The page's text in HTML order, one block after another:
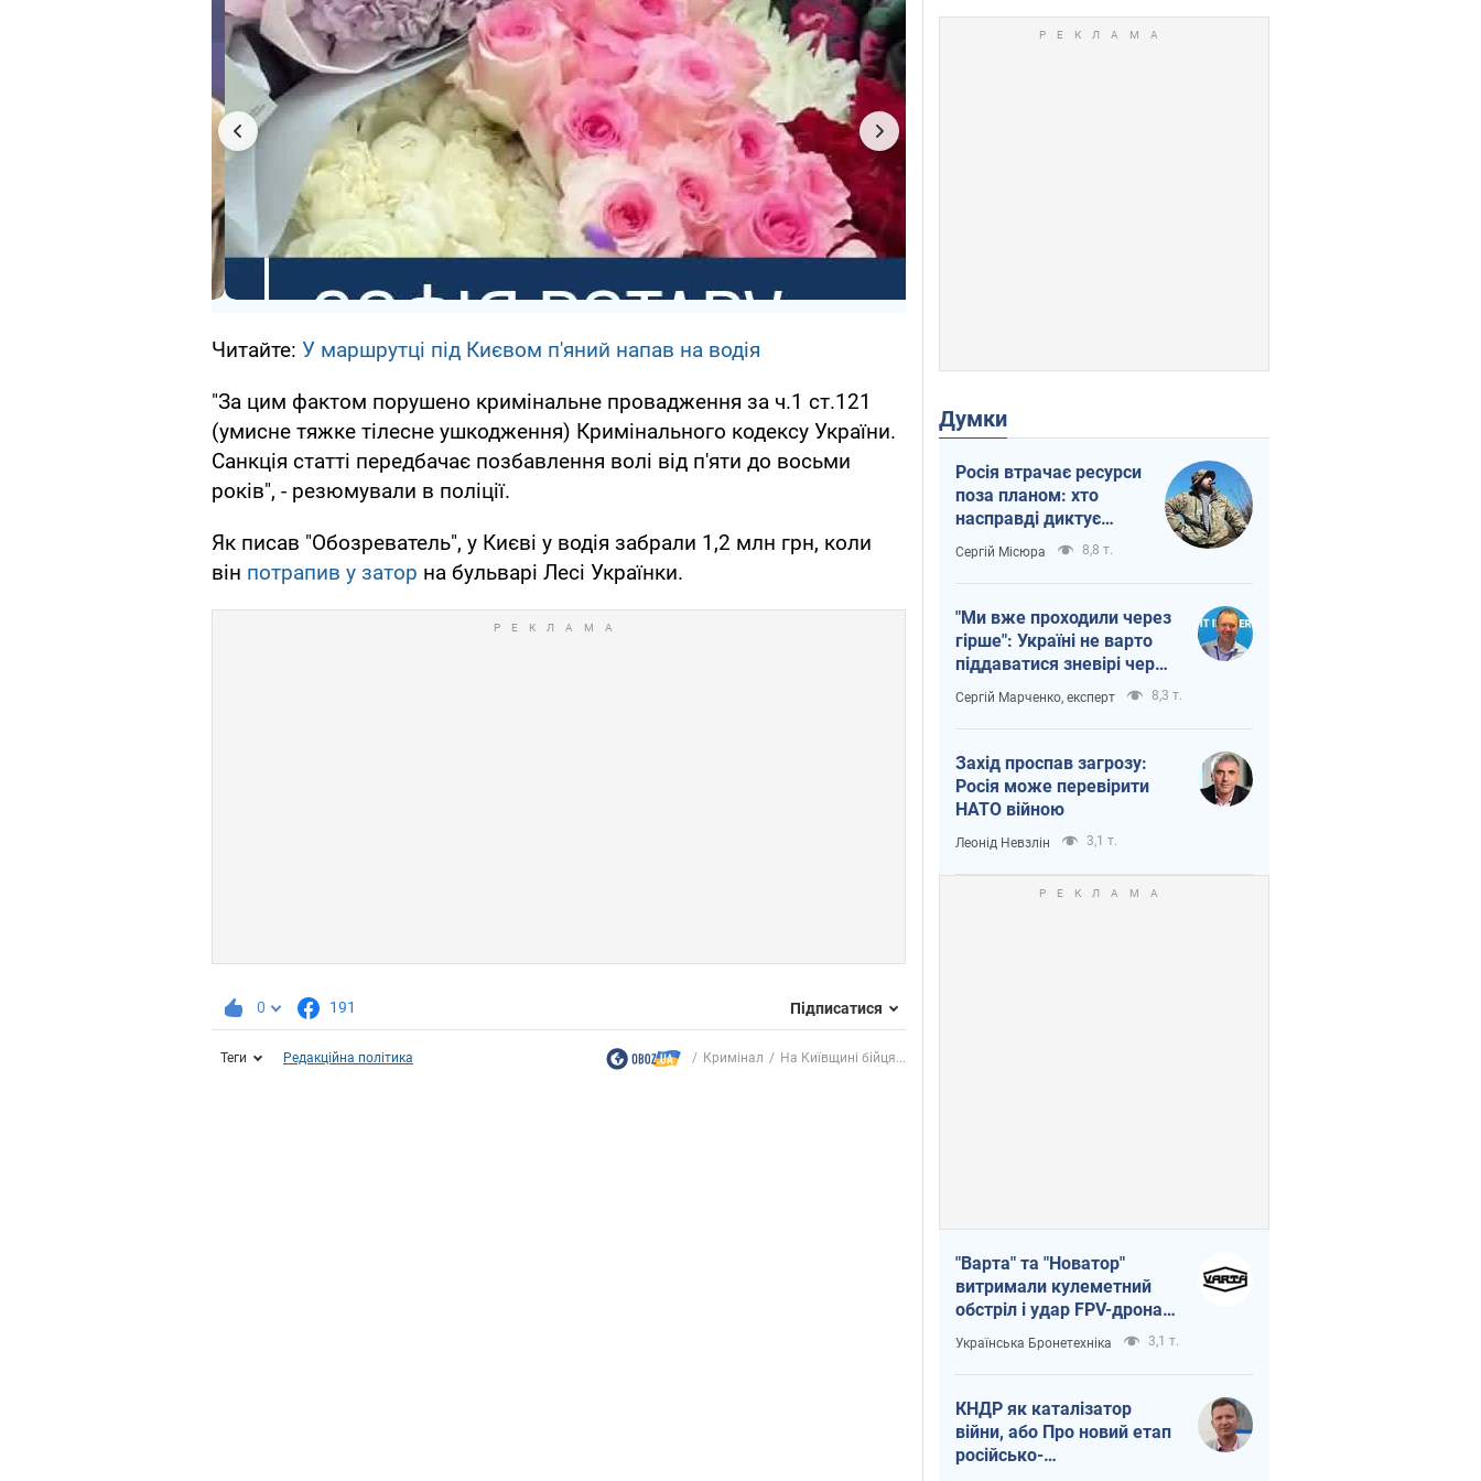
Читайте: У маршрутці під Києвом п'яний напав на водія
"За цим фактом порушено кримінальне провадження за ч.1 ст.121
(умисне тяжке тілесне ушкодження) Кримінального кодексу України.
Санкція статті передбачає позбавлення волі від п'яти до восьми
років", - резюмували в поліції.
Як писав "Обозреватель", у Києві у водія забрали 1,2 млн грн, коли
він потрапив у затор на бульварі Лесі Українки.
0 191 Підписатися
Теги Редакційна політика Кримінал На Київщині бійця...
Думки
Росія втрачає ресурси
поза планом: хто
насправді диктує
темп війни
Сергій Місюра 8,8 т.
"Ми вже проходили через
гірше": Україні не варто
піддаватися зневірі через
ракетний терор
Сергій Марченко, експерт 8,3 т.
Захід проспав загрозу:
Росія може перевірити
НАТО війною
Леонід Невзлін 3,1 т.
"Варта" та "Новатор"
витримали кулеметний
обстріл і удар FPV-дрона,
врятувавши життя
офіцеру ЗСУ
Українська Бронетехніка 3,1 т.
КНДР як каталізатор
війни, або Про новий етап
російсько-